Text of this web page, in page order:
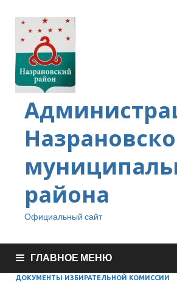
района
Официальный сайт
ГЛАВНОЕ МЕНЮ
ДОКУМЕНТЫ ИЗБИРАТЕЛЬНОЙ КОМИССИИ